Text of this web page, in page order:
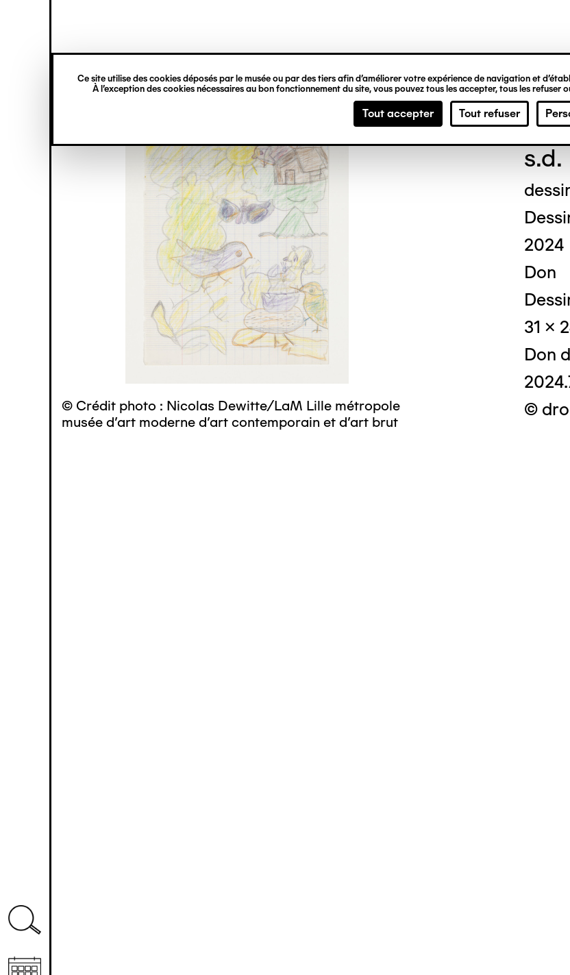
Ce site utilise des cookies déposés par le musée ou par des tiers afin d’améliorer votre expérience de navigation et
À l’exception des cookies nécessaires au bon fonctionnement du site, vous pouvez tous les accepter, tous les refuser
Tout accepter Tout refuser
principal
verticale
© Crédit photo : Nicolas Dewitte/LaM Lille métropole
musée d’art moderne d’art contemporain et d’art brut
s.d.
2024
Don
31 x
Don
©